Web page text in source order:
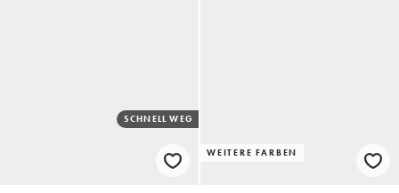
SCHNELL WEG
WEITERE FARBEN